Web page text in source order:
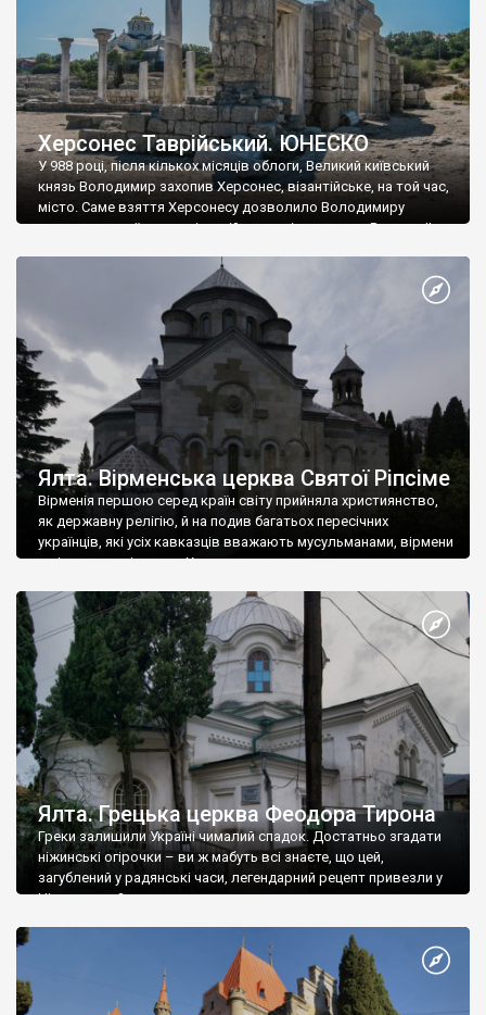
Херсонес Таврійський. ЮНЕСКО
У 988 році, після кількох місяців облоги, Великий київський
князь Володимир захопив Херсонес, візантійське, на той час,
місто. Саме взяття Херсонесу дозволило Володимиру
диктувати свої умови візантійському імператору Василю ІІ, та
Херсонесі Володимир-язичник, став Василем-християнином.
А потім було Хрещення Русі. На честь Херсонесу Таврійського
Ялта. Вірменська церква Святої Ріпсіме
Вірменія першою серед країн світу прийняла християнство,
як державну релігію, й на подив багатьох пересічних
українців, які усіх кавказців вважають мусульманами, вірмени
є відданими вірянами Христа
Ялта. Грецька церква Феодора Тирона
Греки залишили Україні чималий спадок. Достатньо згадати
ніжинські огірочки – ви ж мабуть всі знаєте, що цей,
загублений у радянські часи, легендарний рецепт привезли у
Ніжин греки?